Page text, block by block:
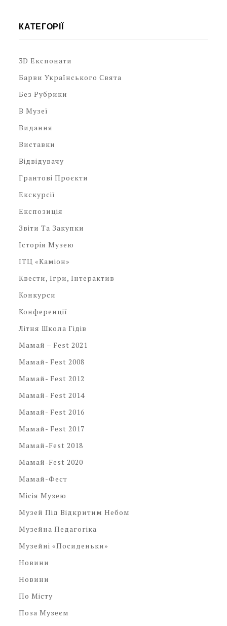
КАТЕГОРІЇ
3D Експонати
Барви Українського Свята
Без Рубрики
В Музеї
Видання
Виставки
Відвідувачу
Грантові Проєкти
Екскурсії
Експозиція
Звіти Та Закупки
Історія Музею
ІТЦ «Каміон»
Квести, Ігри, Інтерактив
Конкурси
Конференції
Літня Школа Гідів
Мамай – Fest 2021
Мамай- Fest 2008
Мамай- Fest 2012
Мамай- Fest 2014
Мамай- Fest 2016
Мамай- Fest 2017
Мамай-Fest 2018
Мамай-Fest 2020
Мамай-Фест
Місія Музею
Музей Під Відкритим Небом
Музейна Педагогіка
Музейні «посиденьки»
Новини
Новини
По Місту
Поза Музеєм